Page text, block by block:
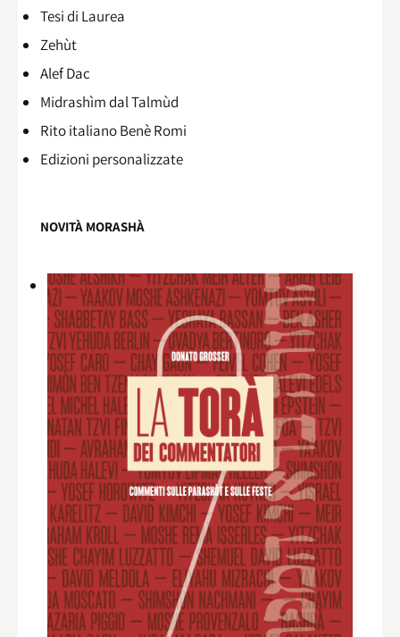
Tesi di Laurea
Zehùt
Alef Dac
Midrashìm dal Talmùd
Rito italiano Benè Romi​
Edizioni personalizzate
NOVITÀ MORASHÀ